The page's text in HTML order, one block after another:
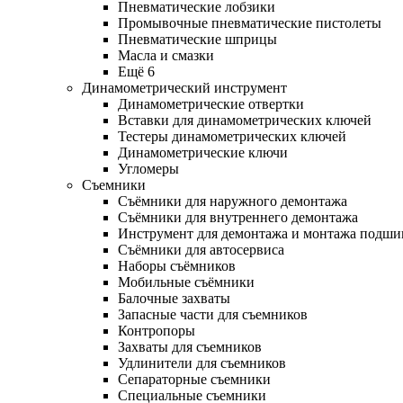
Пневматические лобзики
Промывочные пневматические пистолеты
Пневматические шприцы
Масла и смазки
Ещё 6
Динамометрический инструмент
Динамометрические отвертки
Вставки для динамометрических ключей
Тестеры динамометрических ключей
Динамометрические ключи
Угломеры
Съемники
Съёмники для наружного демонтажа
Съёмники для внутреннего демонтажа
Инструмент для демонтажа и монтажа
Съёмники для автосервиса
Наборы съёмников
Мобильные съёмники
Балочные захваты
Запасные части для съемников
Контропоры
Захваты для съемников
Удлинители для съемников
Сепараторные съемники
Специальные съемники